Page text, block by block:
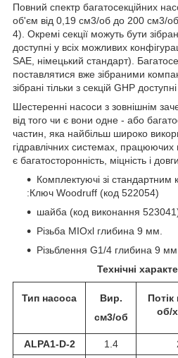
Повний спектр багатосекційних
об'єм від 0,19 см3/об до 200 см3/
4). Окремі секції можуть бути
доступні у всіх можливих
SAE, німецький стандарт).
поставлятися вже зібраними
зібрані тільки з секцій GHP
Шестеренні насоси з зовнішнім
від того чи є вони одне - або
частин, яка найбільш широко
гідравлічних системах, працюючих
є багатосторонність, міцність і
Комплектуючі зі стандартним
:Ключ Woodruff (код 522054)
шайба (код виконання
Різьба MIOxl глибина 9 мм.
Різьблення G1/4 глибина 9 мм.
Технічні
Тип насоса
Вир.
см3/об
об/
ALPA1-D-2 1.4